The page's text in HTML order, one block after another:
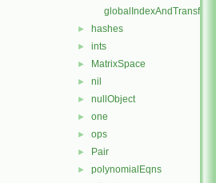
globalIndexAndTransformI.H
► hashes
► ints
► MatrixSpace
► nil
► nullObject
► one
► ops
► Pair
► polynomialEqns